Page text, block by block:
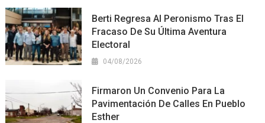
Berti Regresa Al Peronismo Tras El
Fracaso De Su Última Aventura
Electoral
04/08/2026
Firmaron Un Convenio Para La
Pavimentación De Calles En Pueblo
Esther